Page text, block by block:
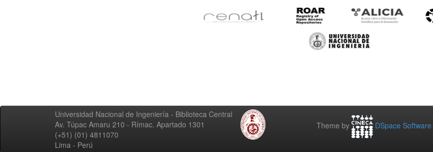
Universidad Nacional de Ingeniería - Biblioteca Central
Av. Túpac Amaru 210 - Rímac. Apartado 1301
(+51) (01) 4811070
Lima - Perú
Theme by DSpace Software